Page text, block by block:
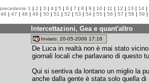
1 | 2 | 3 | 4 | 5 | 6 | 7 | 8 | 9 | 10 | 11 | 12 | 13 | 14 |
46 | 47 | 48 | 49 | 50 | 51 | 52 | 53 | 54 | 55 | 56 | 57 | 58 | 59 |
Intercettazioni, Gea e quant'altro
Inviato: 20-05-2006 17:16
De Luca in realtà non è mai stato
giornali locali che parlavano di questo
Qui si sentiva da lontano un miglio la
anche dalla gente è stata solo quella di